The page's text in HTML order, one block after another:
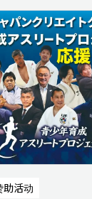
助活动